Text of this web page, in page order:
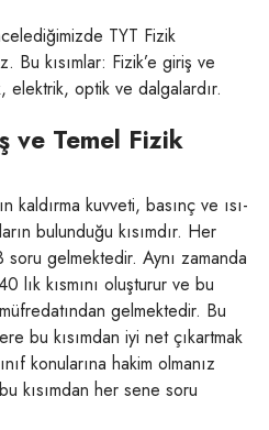
TYT Fizik
Bu kısımlar: Fizik’e giriş ve
elektrik, optik ve dalgalardır.
ve Temel Fizik
kaldırma kuvveti, basınç ve ısı-
bulunduğu kısımdır. Her
gelmektedir. Aynı zamanda
lık kısmını oluşturur ve bu
gelmektedir. Bu
bu kısımdan iyi net çıkartmak
konularına hakim olmanız
kısımdan her sene soru